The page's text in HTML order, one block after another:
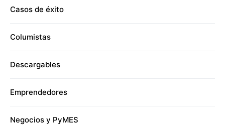
Casos de éxito
Columistas
Descargables
Emprendedores
Negocios y PyMES